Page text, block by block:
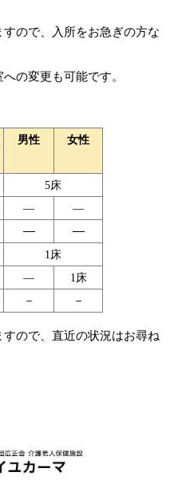
ので、入所をお急ぎの方な
の変更も可能です。
男性 女性
5床
―
―
― ―
1床
―
1床
－ －
ので、直近の状況はお尋ね